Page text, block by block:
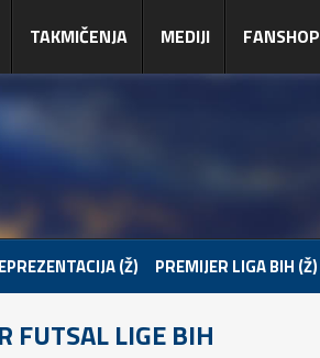
TAKMIČENJA MEDIJI FANSHOP
(Ž) PREMIJER LIGA BIH (Ž)
FUTSAL LIGE BIH